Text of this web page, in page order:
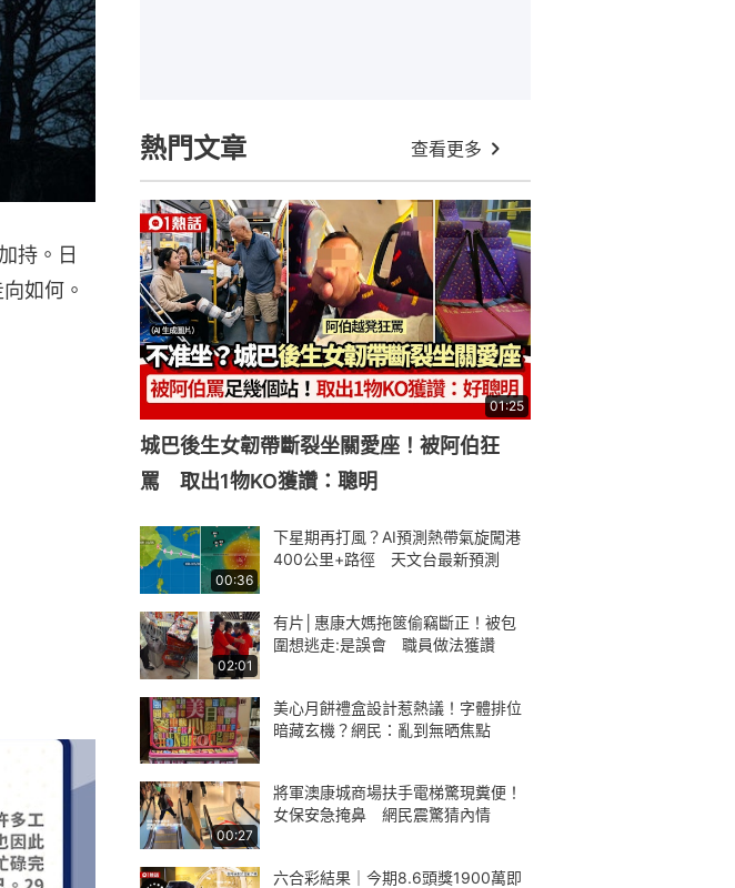
持。日
如何。
熱門文章 查看更多
01:25
城巴後生女韌帶斷裂坐關愛座！被阿伯狂
罵 取出1物KO獲讚：聰明
00:36
下星期再打風？AI預測熱帶氣旋闖港
400公里+路徑 天文台最新預測
02:01
有片│惠康大媽拖篋偷竊斷正！被包
圍想逃走:是誤會 職員做法獲讚
美心月餅禮盒設計惹熱議！字體排位
暗藏玄機？網民：亂到無晒焦點
00:27
將軍澳康城商場扶手電梯驚現糞便！
女保安急掩鼻 網民震驚猜內情
六合彩結果｜今期8.6頭獎1900萬即